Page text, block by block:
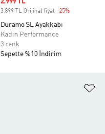
Sale price
2.999 TL
3.899 TL Orijinal fiyat -25%
Duramo SL Ayakkabı
Kadın Performance
3 renk
Sepette %10 İndirim